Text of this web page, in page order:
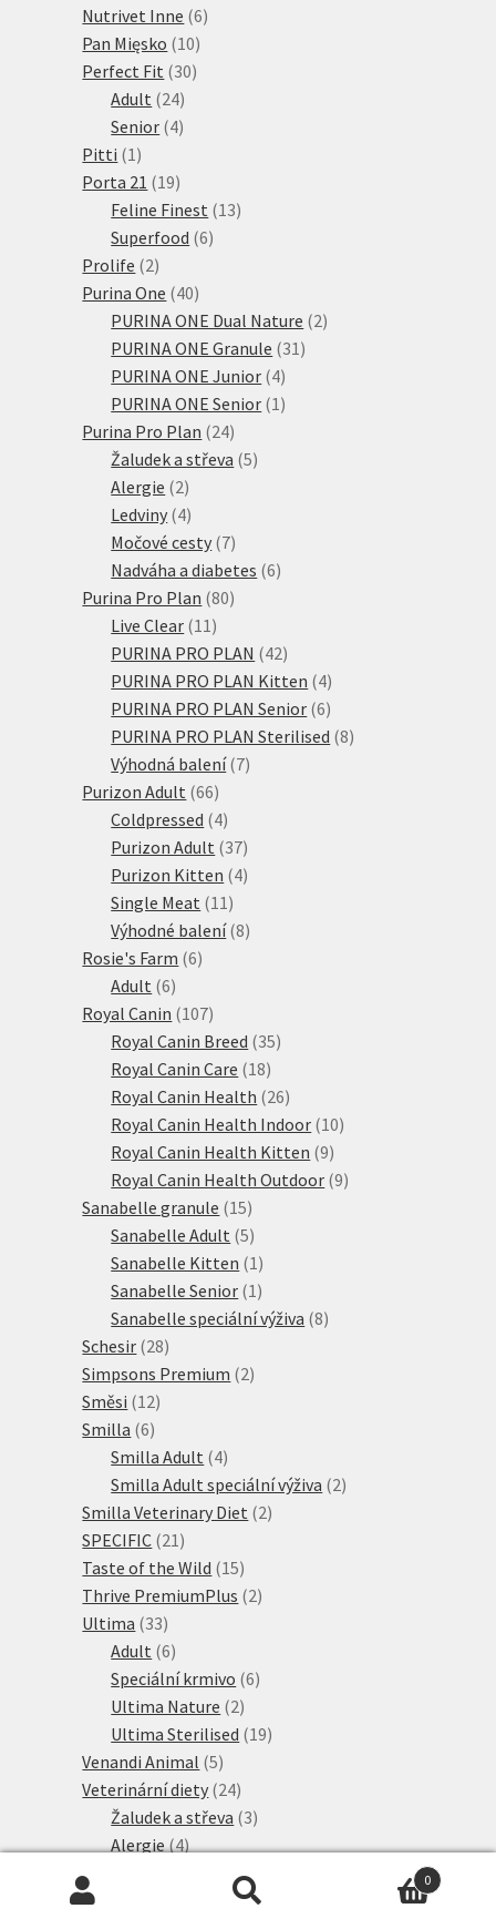
produkty
Nutrivet Inne 66
Pan Mięsko 1010
produktů
Perfect Fit 3030
Adult 2424
produktů
Senior 44
Pitti 1 1
produkt
Porta 21 1919
produktů
Feline Finest 1313
Superfood 66
Prolife 22
produkty
Purina One 4040
produktů
PURINA ONE Dual Nature 22
PURINA ONE Granule 31 31
PURINA ONE Junior 44
produkty
PURINA ONE Senior 1 1
Purina Pro Plan 2424
produktů
Žaludek a střeva 55
Alergie 22
produkty
Ledviny 44
produkty
Močové cesty 77
produktů
Nadváha a diabetes 66
Purina Pro Plan 8080
Live Clear 11 11
produktů
PURINA PRO PLAN 4242
produktů
PURINA PRO PLAN Kitten 44
produkty
PURINA PRO PLAN Senior 66
produktů
PURINA PRO PLAN Sterilised 88
Výhodná balení 77
Purizon Adult 6666
produktů
Coldpressed 44
produkty
Purizon Adult 3737
produktů
Purizon Kitten 44
Single Meat 11 11
produktů
Výhodné balení 88
Rosie's Farm 66
Adult 66
produktů
Royal Canin 107107
produktů
Royal Canin Breed 3535
Royal Canin Care 1818
produktů
Royal Canin Health 2626
produktů
Royal Canin Health Indoor 1010
Royal Canin Health Kitten 99
produktů
Royal Canin Health Outdoor 99
Sanabelle granule 1515
produktů
Sanabelle Adult 55
produktů
Sanabelle Kitten 1 1
produkt
Sanabelle Senior 1 1
produkt
Sanabelle speciální výživa 88
Schesir 2828
produktů
Simpsons Premium 22
Směsi 1212
Smilla 66
produktů
Smilla Adult 44
produkty
Smilla Adult speciální výživa 22
Smilla Veterinary Diet 22
SPECIFIC 21 21
produktů
Taste of the Wild 1515
produktů
Thrive PremiumPlus 22
Ultima 3333
produktů
Adult 66
produktů
Speciální krmivo 66
Ultima Nature 22
produkty
Ultima Sterilised 1919
Venandi Animal 55
produktů
Veterinární diety 2424
produktů
Žaludek a střeva 33
Alergie 44
produkty
produkty
0